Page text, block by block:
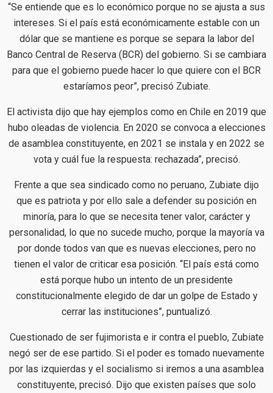
“Se entiende que es lo económico porque no se ajusta a sus
intereses. Si el país está económicamente estable con un
dólar que se mantiene es porque se separa la labor del
Banco Central de Reserva (BCR) del gobierno. Si se cambiara
para que el gobierno puede hacer lo que quiere con el BCR
estaríamos peor”, precisó Zubiate.
El activista dijo que hay ejemplos como en Chile en 2019 que
hubo oleadas de violencia. En 2020 se convoca a elecciones
de asamblea constituyente, en 2021 se instala y en 2022 se
vota y cuál fue la respuesta: rechazada”, precisó.
Frente a que sea sindicado como no peruano, Zubiate dijo
que es patriota y por ello sale a defender su posición en
minoría, para lo que se necesita tener valor, carácter y
personalidad, lo que no sucede mucho, porque la mayoría va
por donde todos van que es nuevas elecciones, pero no
tienen el valor de criticar esa posición. “El país está como
está porque hubo un intento de un presidente
constitucionalmente elegido de dar un golpe de Estado y
cerrar las instituciones”, puntualizó.
Cuestionado de ser fujimorista e ir contra el pueblo, Zubiate
negó ser de ese partido. Si el poder es tomado nuevamente
por las izquierdas y el socialismo si iremos a una asamblea
constituyente, precisó. Dijo que existen países que solo